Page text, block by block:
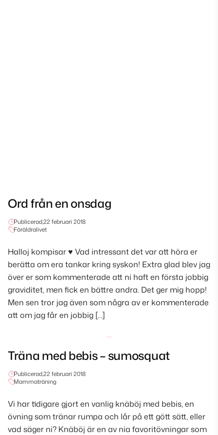
Ord från en onsdag
Publicerad,22 februari 2018
Föräldralivet
Halloj kompisar ♥ Vad intressant det var att höra er
berätta om era tankar kring syskon! Extra glad blev jag
över er som kommenterade att ni haft en första jobbig
graviditet, men fick en bättre andra. Det ger mig hopp!
Men sen tror jag även som några av er kommenterade
att om jag får en jobbig […]
Träna med bebis – sumosquat
Publicerad,22 februari 2018
Mammaträning
Vi har tidigare gjort en vanlig knäböj med bebis, en
övning som tränar rumpa och lår på ett gött sätt, eller
vad säger ni? Knäböj är en av nia favoritövningar som